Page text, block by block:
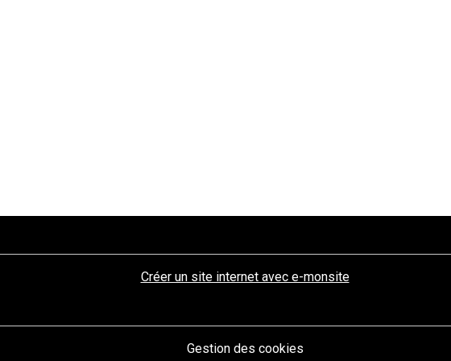
Créer un site internet avec e-monsite
Gestion des cookies